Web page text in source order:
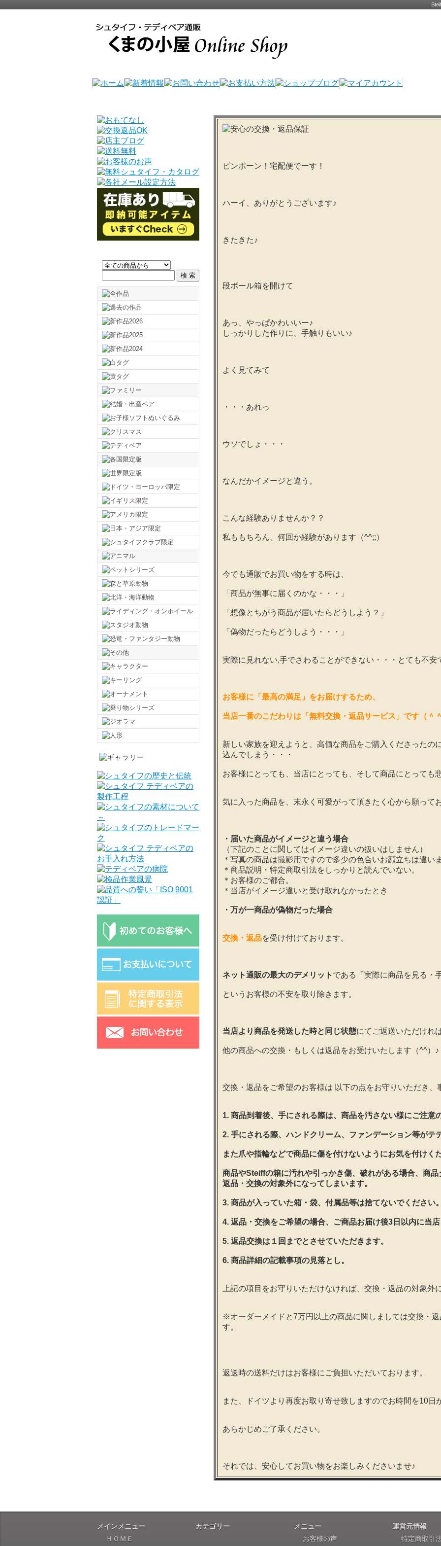
ピンポーン！宅配便でーす！
ハーイ、ありがとうございます♪
きたきた♪
段ボール箱を開けて
あっ、やっぱかわいいー♪
しっかりした作りに、手触りもいい♪
よく見てみて
・・・あれっ
ウソでしょ・・・
なんだかイメージと違う。
こんな経験ありませんか？？
私ももちろん、何回か経験があります（^^;;）
今でも通販でお買い物をする時は、
「商品が無事に届くのかな・・・」
「想像とちがう商品が届いたらどうしよう？」
「偽物だったらどうしよう・・・」
実際に見れない,手でさわることができない・・・とても不安
お客様に「最高の満足」をお届けするため、
当店一番のこだわりは「無料交換・返品サービス」です（＾
新しい家族を迎えようと、高価な商品をご購入くださったの
込んでしまう・・・
お客様にとっても、当店にとっても、そして商品にとっても
気に入った商品を、末永く可愛がって頂きたく心から願って
・届いた商品がイメージと違う場合
（下記のことに関してはイメージ違いの扱いはしません）
＊写真の商品は撮影用ですので多少の色合いお顔立ちは違い
＊商品説明・特定商取引法をしっかりと読んでいない。
＊お客様のご都合。
＊当店がイメージ違いと受け取れなかったとき
・万が一商品が偽物だった場合
交換・返品を受け付けております。
ネット通販の最大のデメリット である「実際に商品を見る・
というお客様の不安を取り除きます。
当店より商品を発送した時と同じ状態にてご返送いただけれ
他の商品への交換・もしくは返品をお受けいたします（^^）♪
交換・返品をご希望のお客様は 以下の点をお守りいただき
1. 商品到着後、手にされる際は、商品を汚さない様にご注意
2. 手にされる際、ハンドクリーム、ファンデーション等がテ
また爪や指輪などで商品に傷を付けないようにお気を付けく
商品やSteiffの箱に汚れや引っかき傷、破れがある場合、商
返品・交換の対象外になってしまいます。
3. 商品が入っていた箱・袋、付属品等は捨てないでください
4. 返品・交換をご希望の場合、ご商品お届け後3日以内に当
5. 返品交換は１回までとさせていただきます。
6. 商品詳細の記載事項の見落とし。
上記の項目をお守りいただけなければ、交換・返品の対象外
※オーダーメイドと7万円以上の商品に関しましては交換・
す。
返送時の送料だけはお客様にご負担いただいております。
また、ドイツより再度お取り寄せ致しますのでお時間を10日
あらかじめご了承ください。
それでは、安心してお買い物をお楽しみくださいませ♪
メインメニュー
ＨＯＭＥ
カテゴリー
メニュー
お客様の声
運営元情報
特定商取引